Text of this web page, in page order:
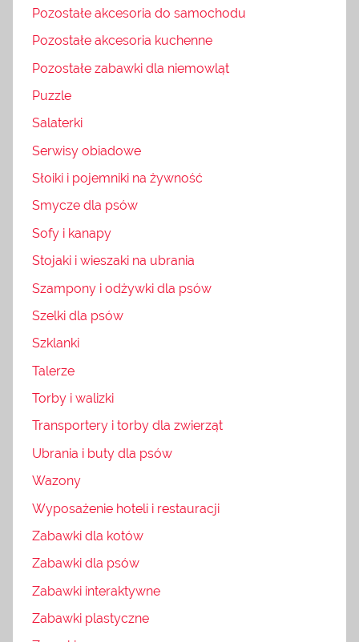
Pozostałe akcesoria do samochodu
Pozostałe akcesoria kuchenne
Pozostałe zabawki dla niemowląt
Puzzle
Salaterki
Serwisy obiadowe
Słoiki i pojemniki na żywność
Smycze dla psów
Sofy i kanapy
Stojaki i wieszaki na ubrania
Szampony i odżywki dla psów
Szelki dla psów
Szklanki
Talerze
Torby i walizki
Transportery i torby dla zwierząt
Ubrania i buty dla psów
Wazony
Wyposażenie hoteli i restauracji
Zabawki dla kotów
Zabawki dla psów
Zabawki interaktywne
Zabawki plastyczne